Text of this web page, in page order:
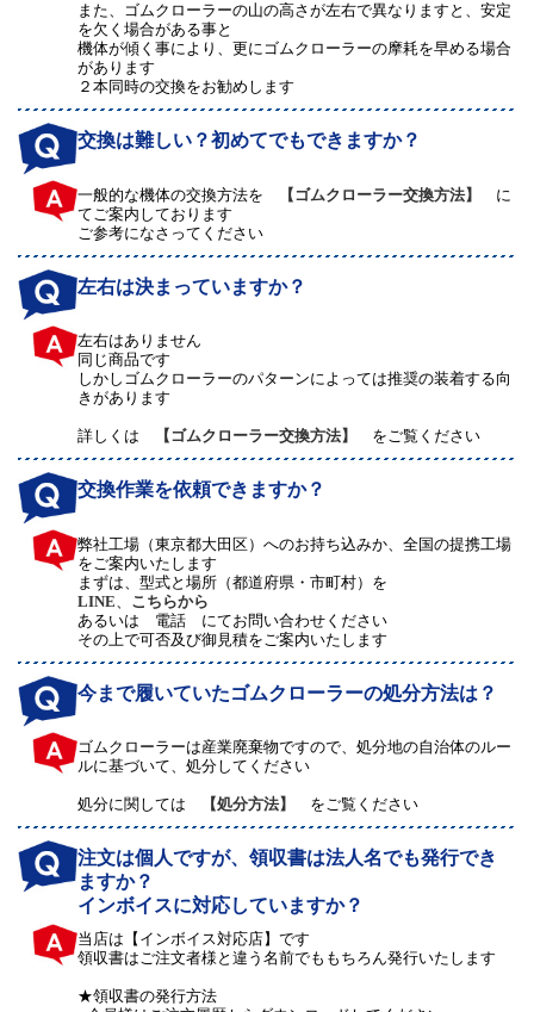
また、ゴムクローラーの山の高さが左右で異なりますと、安定
を欠く場合がある事と
機体が傾く事により、更にゴムクローラーの摩耗を早める場合
があります
２本同時の交換をお勧めします
交換は難しい？初めてでもできますか？
一般的な機体の交換方法を 【ゴムクローラー交換方法】
に
てご案内しております
ご参考になさってください
左右は決まっていますか？
左右はありません
同じ商品です
しかしゴムクローラーのパターンによっては推奨の装着する向
きがあります
詳しくは 【ゴムクローラー交換方法】 をご覧ください
交換作業を依頼できますか？
弊社工場（東京都大田区）へのお持ち込みか、全国の提携工場
をご案内いたします
まずは、型式と場所（都道府県・市町村）を
LINE
こちらから
あるいは 電話 にてお問い合わせください
その上で可否及び御見積をご案内いたします
今まで履いていたゴムクローラーの処分方法は？
ゴムクローラーは産業廃棄物ですので、処分地の自治体のルー
ルに基づいて、処分してください
処分に関しては 【処分方法】 をご覧ください
注文は個人ですが、領収書は法人名でも発行でき
ますか？
インボイスに対応していますか？
当店は【インボイス対応店】です
領収書はご注文者様と違う名前でももちろん発行いたします
★領収書の発行方法